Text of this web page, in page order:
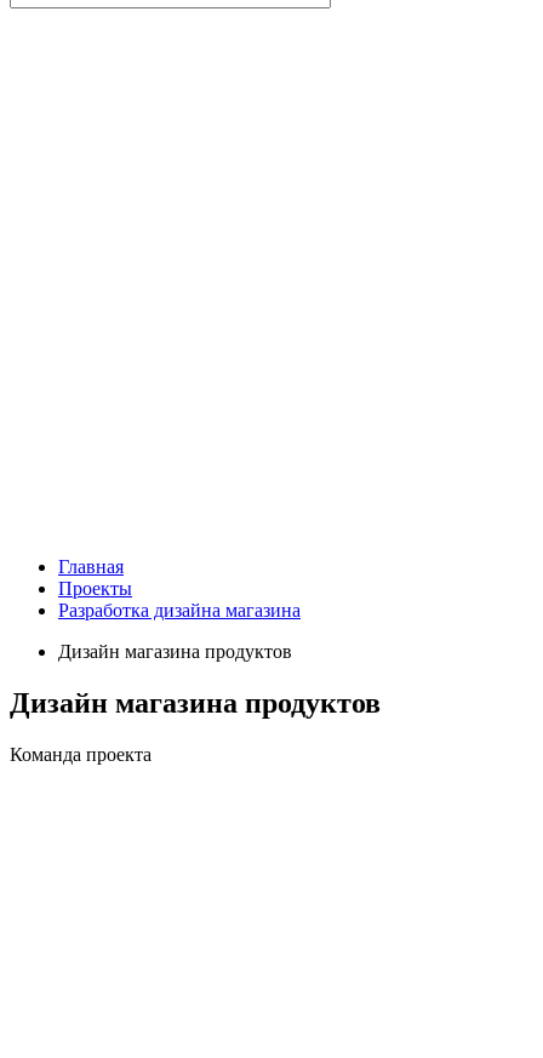
Главная
Проекты
Разработка дизайна магазина
Дизайн магазина продуктов
Дизайн магазина продуктов
Команда проекта